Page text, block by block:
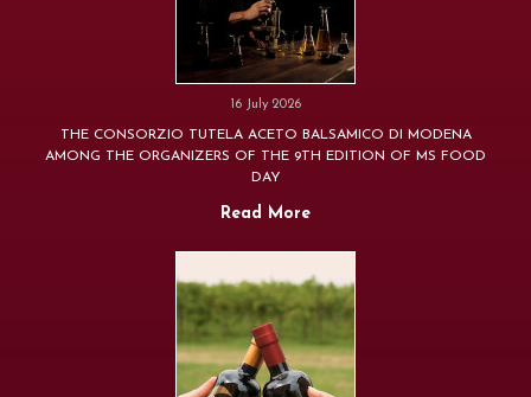
16 July 2026
THE CONSORZIO TUTELA ACETO BALSAMICO DI MODENA
AMONG THE ORGANIZERS OF THE 9TH EDITION OF MS FOOD
DAY
Read More